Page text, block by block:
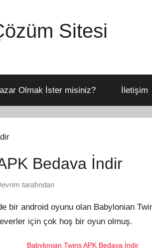
Sitesi
Olmak İster misiniz? İletişim
Bedava İndir
tarafından
bir android oyunu olan Babylonian
için çok hoş bir oyun olmuş.